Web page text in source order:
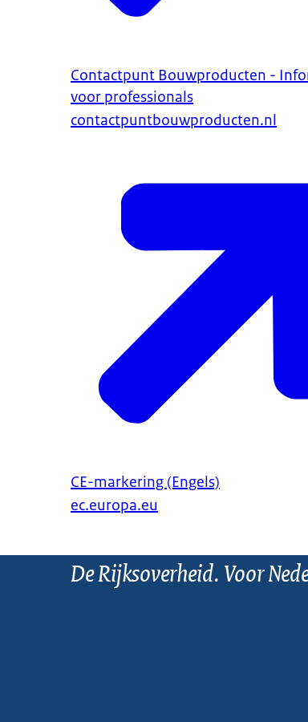
Contactpunt Bouwproducten -
voor professionals
contactpuntbouwproducten.nl
CE-markering (Engels)
ec.europa.eu
De Rijksoverheid. Voor